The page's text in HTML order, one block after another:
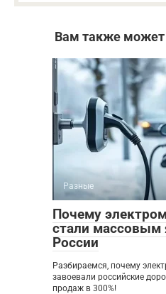
Вам также может
Разные
Почему
стали массовым
России
Разбираемся, почему
завоевали российские
продаж в 300%!